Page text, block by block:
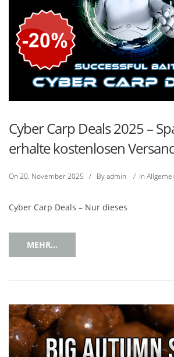
Cyber Carp Deals 2025 –
erhalte kostenlosen
On 20. November 2025 / Byadmin / In
Cyber Carp Deals – Nur dieses
MEHR...